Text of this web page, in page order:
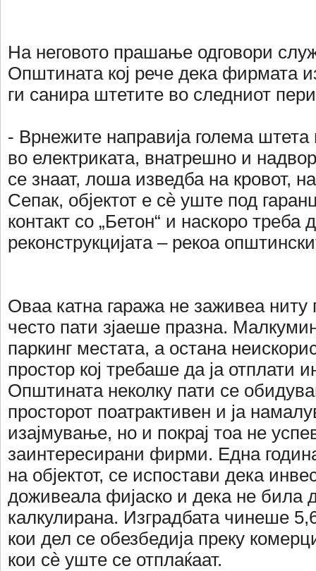
На неговото прашање одговори
Општината кој рече дека фирмата
ги санира штетите во следниот
- Врнежите направија голема штета
во електриката, внатрешно и
се знаат, лоша изведба на кровот,
Сепак, објектот е сè уште под
контакт со „Бетон“ и наскоро треба
реконструкцијата – рекоа
Оваа катна гаража не заживеа
често пати зјаеше празна.
паркинг местата, а остана
простор кој требаше да ја отплати
Општината неколку пати се
просторот поатрактивен и ја
изајмување, но и покрај тоа не
заинтересирани фирми. Една
на објектот, се испостави дека
доживеала фијаско и дека не била
калкулирана. Изградбата чинеше
кои дел се обезбедија преку
кои сè уште се отплаќаат.